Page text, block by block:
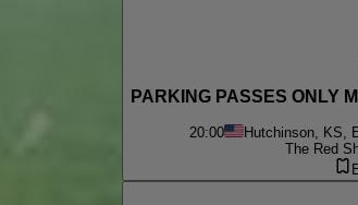
PARKING PASSES ONLY
20:00 Hutchinson, KS,
The Red